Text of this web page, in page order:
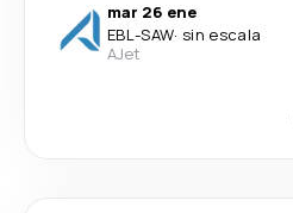
mar 26 ene
EBL-SAW· sin escala
AJet